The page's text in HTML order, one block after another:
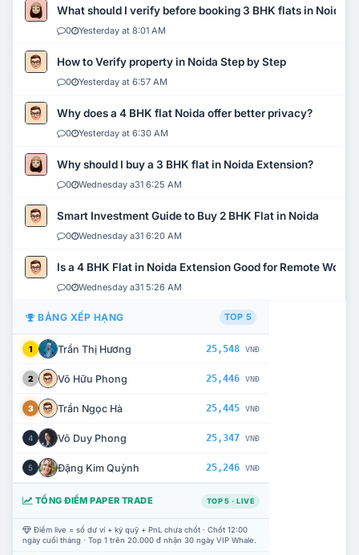
What should I verify before booking 3 BHK flats in Noida?
0 Yesterday at 8:01 AM
How to Verify property in Noida Step by Step
0 Yesterday at 6:57 AM
Why does a 4 BHK flat Noida offer better privacy?
0 Yesterday at 6:30 AM
Why should I buy a 3 BHK flat in Noida Extension?
0 Wednesday a31 6:25 AM
Smart Investment Guide to Buy 2 BHK Flat in Noida
0 Wednesday a31 6:20 AM
Is a 4 BHK Flat in Noida Extension Good for Remote Work?
0 Wednesday a31 5:26 AM
BẢNG XẾP HẠNG TOP 5
1 Trần Thị Hương 25,548 VNĐ
2 Võ Hữu Phong 25,446 VNĐ
3 Trần Ngọc Hà 25,445 VNĐ
4 Võ Duy Phong 25,347 VNĐ
5 Đặng Kim Quỳnh 25,246 VNĐ
TỔNG ĐIỂM PAPER TRADE TOP 5 · LIVE
Điểm live = số dư ví + ký quỹ + PnL chưa chốt · Chốt 12:00
ngày cuối tháng · Top 1 trên 20.000 đ nhận 30 ngày VIP Whale.